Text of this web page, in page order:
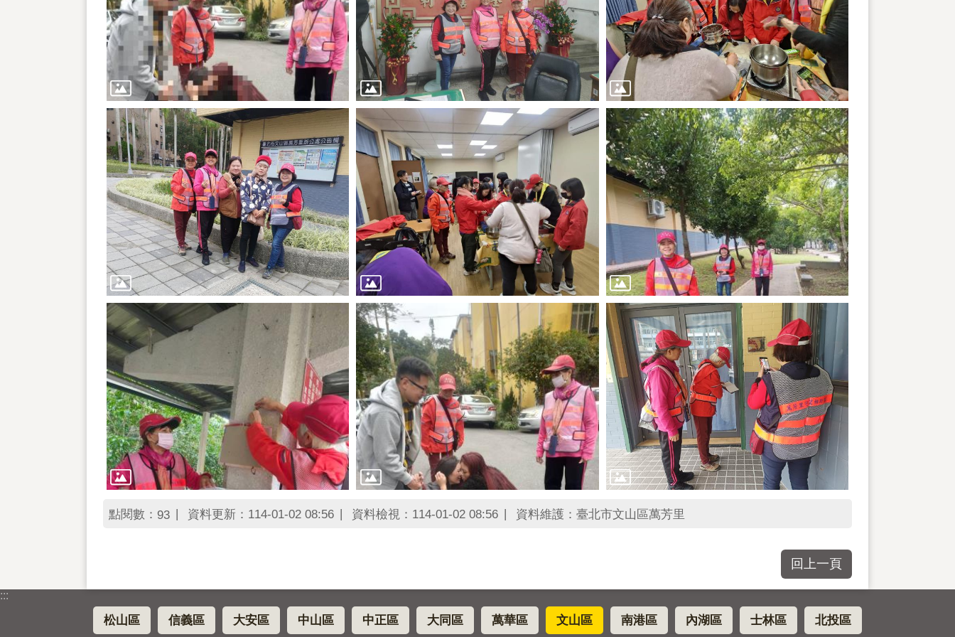
點閱數： 93 資料更新：114-01-02 08:56 資料檢視：114-01-02 08:56 資料維護：臺北市文山區萬芳里
回上一頁
:::
松山區 信義區 大安區 中山區 中正區 大同區 萬華區 文山區 南港區 內湖區 士林區 北投區